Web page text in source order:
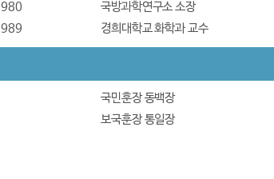
국방과학연구소 소장
경희대학교 화학과 교수
국민훈장 동백장
보국훈장 통일장